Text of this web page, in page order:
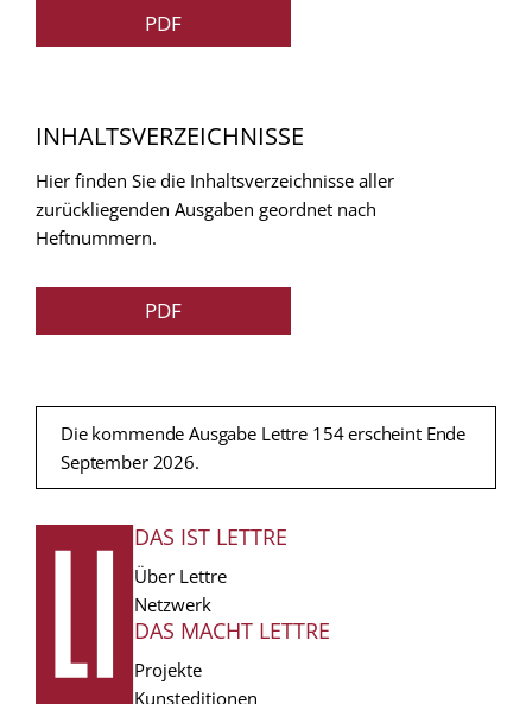
PDF
INHALTSVERZEICHNISSE
Hier finden Sie die Inhaltsverzeichnisse aller
zurückliegenden Ausgaben geordnet nach
Heftnummern.
PDF
Die kommende Ausgabe Lettre 154 erscheint Ende
September 2026.
FUSSZEILE
DAS IST LETTRE
Über Lettre
Netzwerk
DAS MACHT LETTRE
Projekte
Kunsteditionen